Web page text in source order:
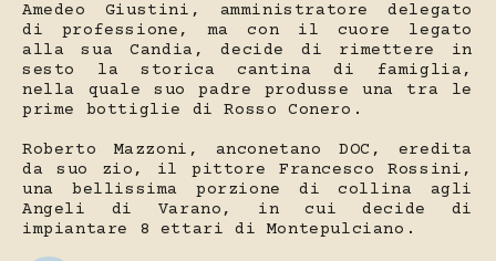
Amedeo Giustini, amministratore delegato
di professione, ma con il cuore legato
alla sua Candia, decide di rimettere in
sesto la storica cantina di famiglia,
nella quale suo padre produsse una tra le
prime bottiglie di Rosso Conero.
Roberto Mazzoni, anconetano DOC, eredita
da suo zio, il pittore Francesco Rossini,
una bellissima porzione di collina agli
Angeli di Varano, in cui decide di
impiantare 8 ettari di Montepulciano.